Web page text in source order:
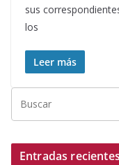
sus
los
Leer más
Entradas recientes